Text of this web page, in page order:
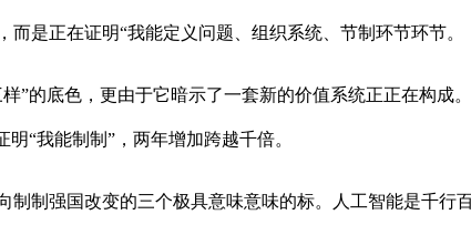
是正在证明“我能定义问题、组织系统、节制环节环节。
底色，更由于它暗示了一套新的价值系统正正在构成
“我能制制”，两年增加跨越千倍。
强国改变的三个极具意味意味的标。人工智能是千行